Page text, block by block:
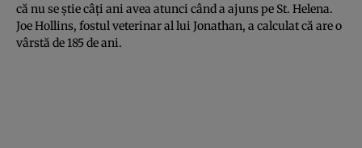
că nu se ştie câţi ani avea atunci când a ajuns pe St. Helena.
Joe Hollins, fostul veterinar al lui Jonathan, a calculat că are o
vârstă de 185 de ani.